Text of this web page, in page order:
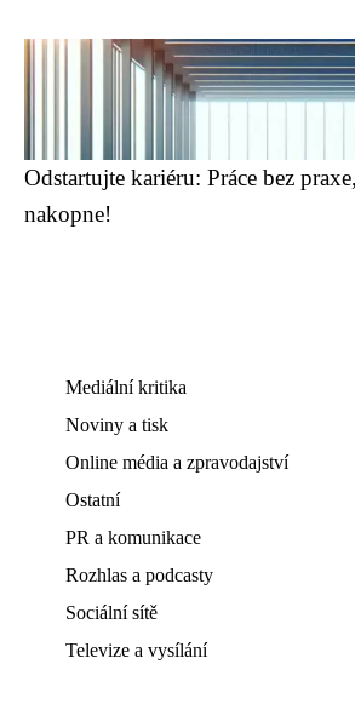
Odstartujte kariéru: Práce bez
nakopne!
Mediální kritika
Noviny a tisk
Online média a zpravodajství
Ostatní
PR a komunikace
Rozhlas a podcasty
Sociální sítě
Televize a vysílání